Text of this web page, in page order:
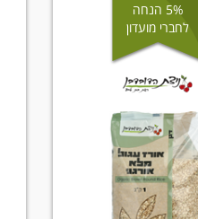
5% הנחה
לחברי מועדון